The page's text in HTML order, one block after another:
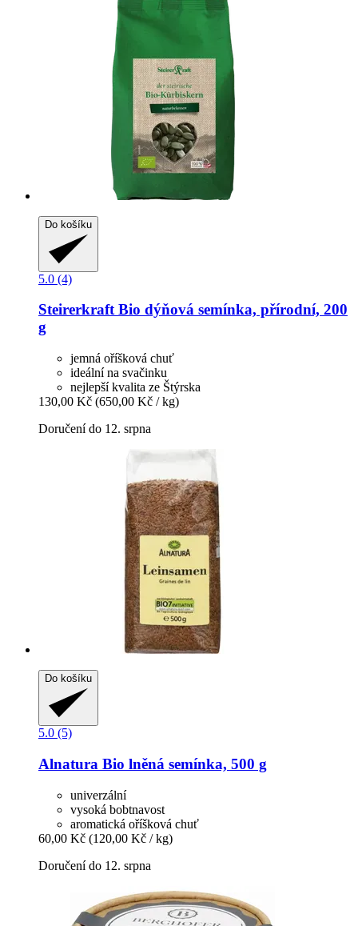
Do košíku
5.0 (4)
SteirerkraftBio dýňová semínka, přírodní, 200
g
jemná oříšková chuť
ideální na svačinku
nejlepší kvalita ze Štýrska
130,00 Kč (650,00 Kč / kg)
Doručení do 12. srpna
Do košíku
5.0 (5)
Alnatura Bio lněná semínka, 500 g
univerzální
vysoká bobtnavost
aromatická oříšková chuť
60,00 Kč (120,00 Kč / kg)
Doručení do 12. srpna